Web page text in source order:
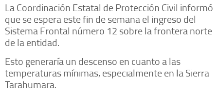
La Coordinación Estatal de Protección Civil informó
que se espera este fin de semana el ingreso del
Sistema Frontal número 12 sobre la frontera norte
de la entidad.
Esto generaría un descenso en cuanto a las
temperaturas mínimas, especialmente en la Sierra
Tarahumara.